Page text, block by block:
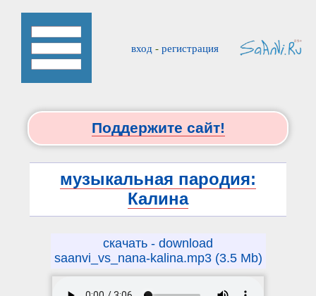
вход - регистрация
Поддержите сайт!
музыкальная пародия:
Калина
скачать - download
saanvi_vs_nana-kalina.mp3 (3.5 Mb)